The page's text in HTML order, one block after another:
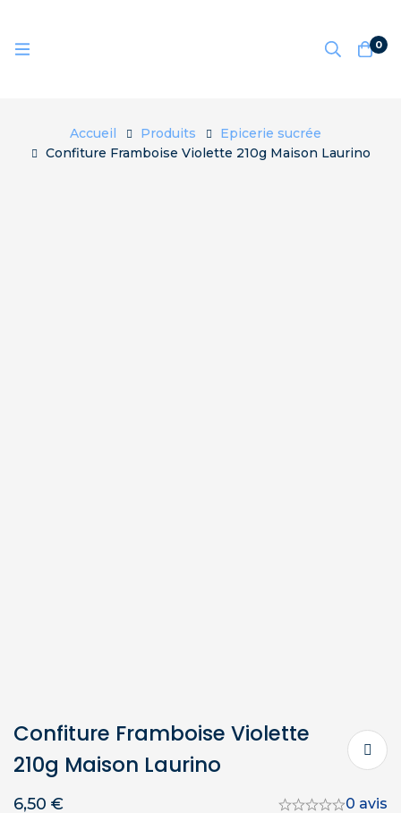
0
Accueil Produits
Epicerie sucrée
Confiture Framboise Violette 210g Maison Laurino
Confiture Framboise Violette
210g Maison Laurino
6,50 € 0 avis